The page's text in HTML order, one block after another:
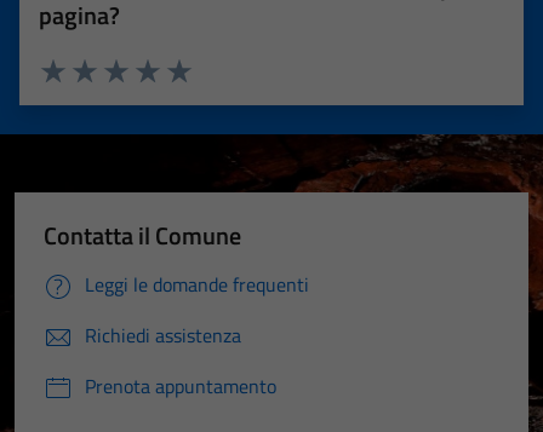
pagina?
Valuta 5 stelle su 5
Valuta 4 stelle su 5
Valuta 3 stelle su 5
Valuta 2 stelle su 5
Valuta 1 stelle su 5
Contatta il Comune
Leggi le domande frequenti
Richiedi assistenza
Prenota appuntamento